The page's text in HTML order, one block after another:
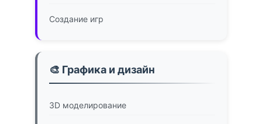
Создание игр
🎨 Графика и дизайн
3D моделирование